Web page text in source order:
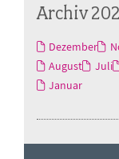
Archiv
Dezember
August
Juli
Januar